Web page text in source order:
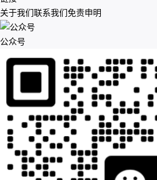
关于我们联系我们免责申明
公众号